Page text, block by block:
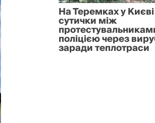
На Теремках у
сутички між
поліцією через
заради теплотраси